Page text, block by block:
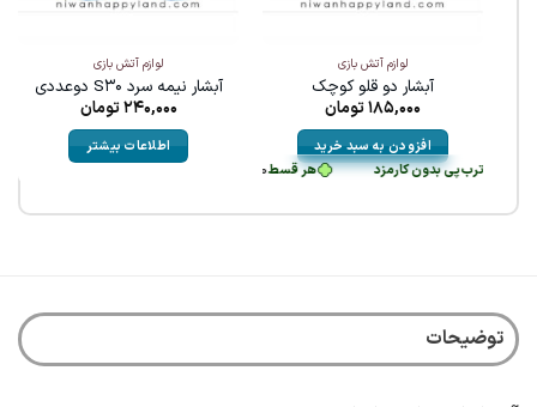
هر قسط46,250 با ترب‌پی بدون کارمزد
لوازم آتش بازی
آبشار دو قلو کوچک
185,000تومان
افزودن به سبد خرید
لوازم آتش بازی
آبشار نیمه سرد S30 دوعددی
240,000تومان
اطلاعات بیشتر
توضیحات